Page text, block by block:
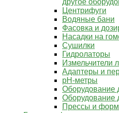
другое
Центрифуги
Водяные бани
Фасовка и
Насадки на
Сушилки
Гидролаторы
Измельчители
Адаптеры и
pH-метры
Оборудование
Оборудование
Прессы и